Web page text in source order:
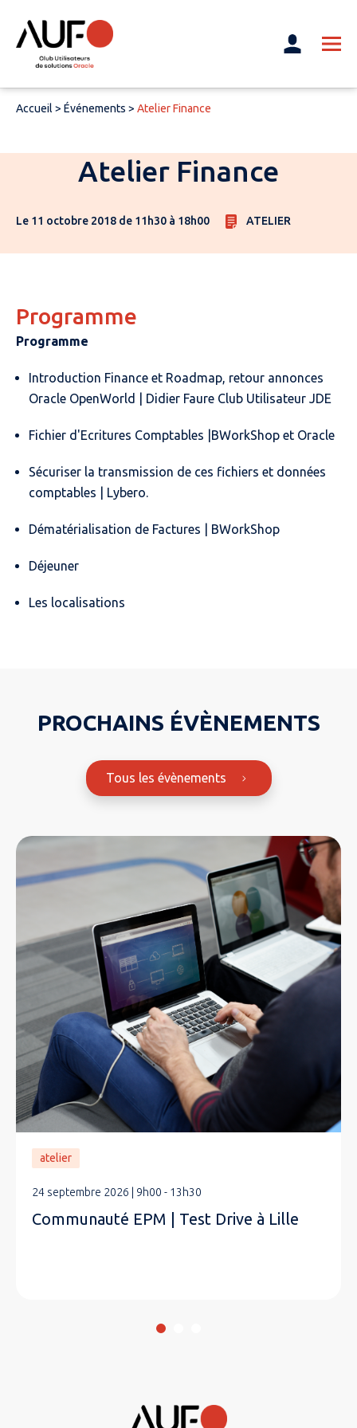
Accueil > Événements > Atelier Finance
Atelier Finance
Le 11 octobre 2018 de 11h30 à 18h00 ATELIER
Programme
Programme
Introduction Finance et Roadmap, retour annonces
Oracle OpenWorld | Didier Faure Club Utilisateur JDE
Fichier d'Ecritures Comptables |BWorkShop et Oracle
Sécuriser la transmission de ces fichiers et données
comptables | Lybero.
Dématérialisation de Factures | BWorkShop
Déjeuner
Les localisations
PROCHAINS ÉVÈNEMENTS
Tous les évènements
atelier
24 septembre 2026 | 9h00 - 13h30
Communauté EPM | Test Drive à Lille